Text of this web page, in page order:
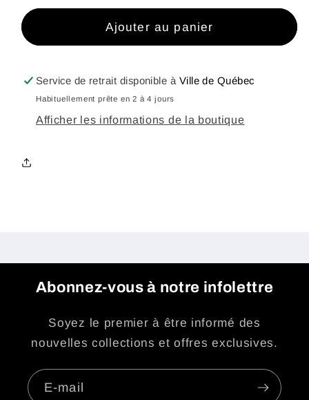
quantité
Manche
&#39;Airflow,
-
quantité
de
Manche
&#39;Airflow,
-
Ajouter au panier
Service de retrait disponible à Ville de Québec
Habituellement prête en 2 à 4 jours
Afficher les informations de la boutique
Abonnez-vous à notre infolettre
Soyez le premier à être informé des
nouvelles collections et offres exclusives.
E-mail